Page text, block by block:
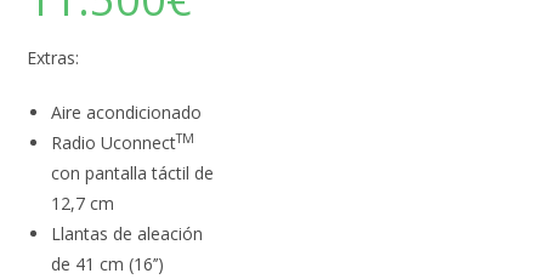
Extras:
Aire acondicionado
Radio UconnectTM
con pantalla táctil de
12,7 cm
Llantas de aleación
de 41 cm (16’’)